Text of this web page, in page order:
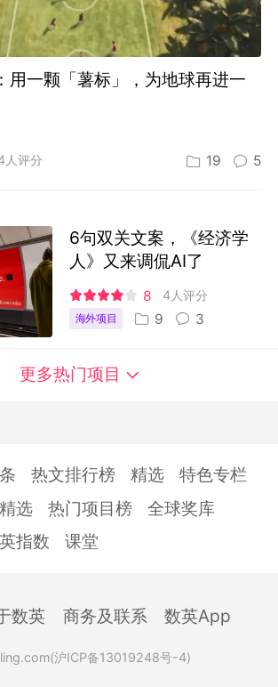
用一颗「薯标」，为地球再进一
人评分 19 5
6句双关文案，《经济学
人》又来调侃AI了
8 4人评分
海外项目 9 3
更多热门项目
热文排行榜 精选
特色专栏
选 热门项目榜
全球奖库
指数 课堂
数英 商务及联系 数英App
沪ICP备13019248号-4)